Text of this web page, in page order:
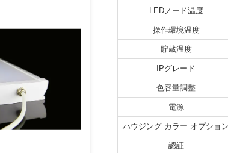
LEDノード温度
操作環境温度
貯蔵温度
IPグレード
色容量調整
電源
ハウジング カラー オプション
認証